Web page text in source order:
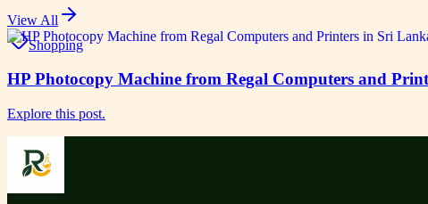
View All
Shopping
HP Photocopy Machine from Regal Computers and
Explore this post.